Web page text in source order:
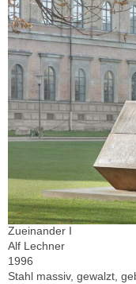
Zueinander I
Alf Lechner
1996
Stahl massiv, gewalzt,